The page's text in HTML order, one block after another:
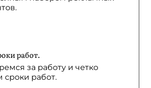
работ.
за работу и четко
сроки работ.